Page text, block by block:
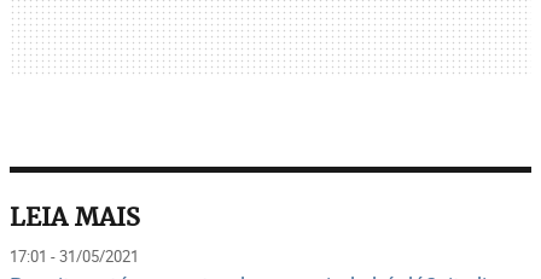
LEIA MAIS
17:01 - 31/05/2021